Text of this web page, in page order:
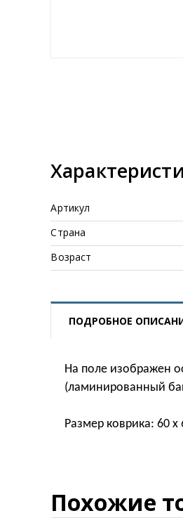
Артикул
Страна
Возраст
ПОДРОБНОЕ
На поле изображен
(ламинированный
Размер коврика: 60 x
Похожие